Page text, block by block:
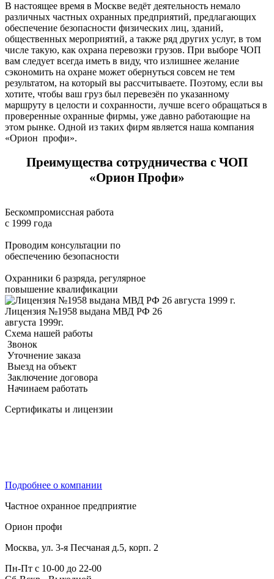
В настоящее время в Москве ведёт деятельность немало
различных частных охранных предприятий, предлагающих
обеспечение безопасности физических лиц, зданий,
общественных мероприятий, а также ряд других услуг, в том
числе такую, как охрана перевозки грузов. При выборе ЧОП
вам следует всегда иметь в виду, что излишнее желание
сэкономить на охране может обернуться совсем не тем
результатом, на который вы рассчитываете. Поэтому, если вы
хотите, чтобы ваш груз был перевезён по указанному
маршруту в целости и сохранности, лучше всего обращаться в
проверенные охранные фирмы, уже давно работающие на
этом рынке. Одной из таких фирм является наша компания
«Орион профи».
Преимущества сотрудничества с ЧОП
«Орион Профи»
Бескомпромиссная работа
с 1999 года
Проводим консультации по
обеспечению безопасности
Охранники 6 разряда, регулярное
повышение квалификации
Лицензия №1958 выдана МВД РФ 26
августа 1999г.
Схема нашей работы
Звонок
Уточнение заказа
Выезд на объект
Заключение договора
Начинаем работать
Сертификаты и лицензии
Подробнее о компании
Частное охранное предприятие
Орион профи
Москва, ул. 3-я Песчаная д.5, корп. 2
Пн-Пт с 10-00 до 22-00